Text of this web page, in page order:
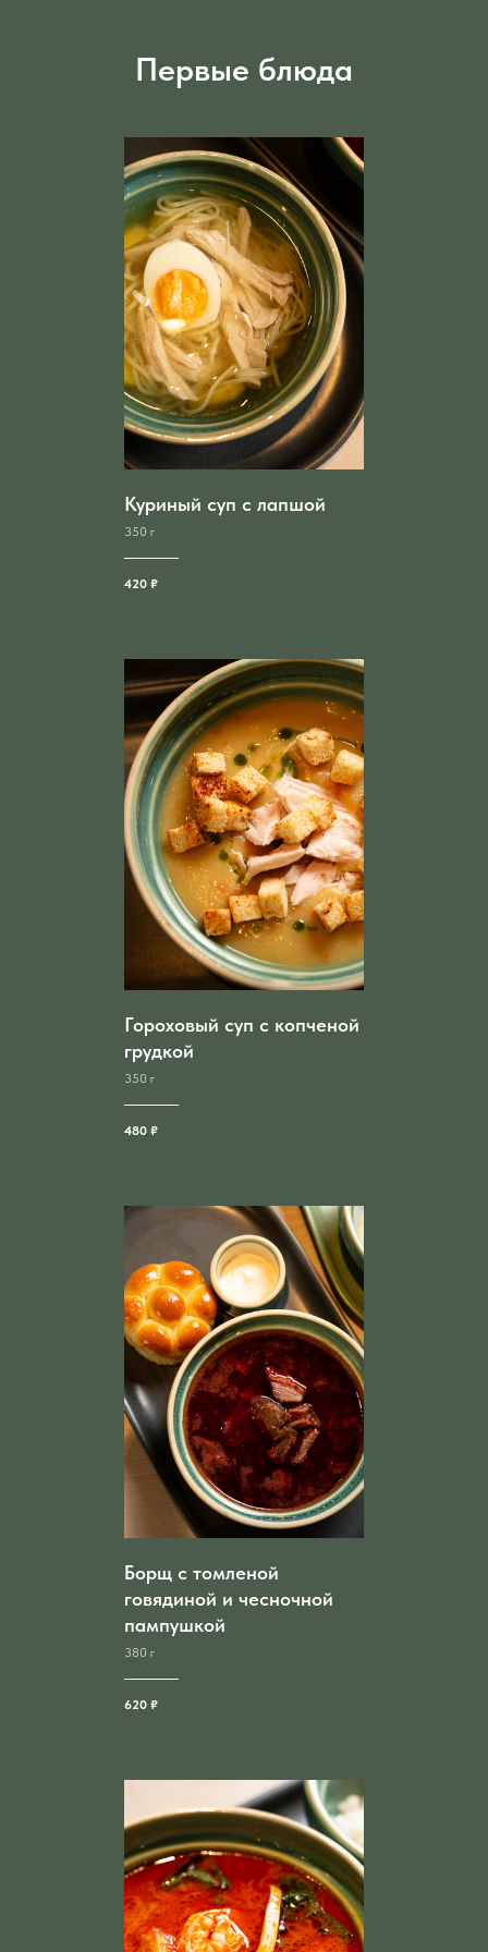
Первые блюда
Куриный суп с лапшой
350 г
420 ₽
Гороховый суп с копченой
грудкой
350 г
480 ₽
Борщ с томленой
говядиной и чесночной
пампушкой
380 г
620 ₽